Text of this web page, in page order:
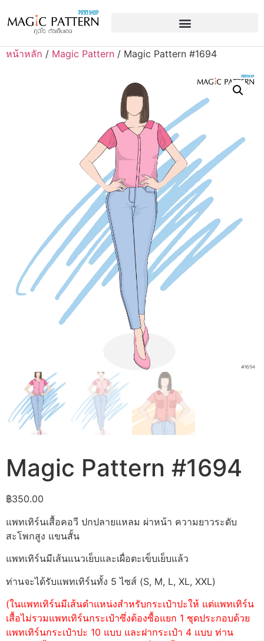
หน้าหลัก / Magic Pattern / Magic Pattern #1694
Magic Pattern #1694
฿350.00
แพทเทิร์นเสื้อคอวี ปกปลายแหลม ผ่าหน้า ความยาวระดับ
สะโพกสูง แขนสั้น
แพทเทิร์นมีเส้นแนวเย็บและเผื่อตะเข็บเย็บแล้ว
ท่านจะได้รับแพทเทิร์นทั้ง 5 ไซส์ (S, M, L, XL, XXL)
(ในแพทเทิร์นมีเส้นตำแหน่งสำหรับกระเป๋าปะให้ แต่แพทเทิร์น
เสื้อไม่รวมแพทเทิร์นกระเป๋าซึ่งต้องซื้อแยก 1 ชุดประกอบด้วย
แพทเทิร์นกระเป๋าปะ 10 แบบ และฝากระเป๋า 4 แบบ ท่าน